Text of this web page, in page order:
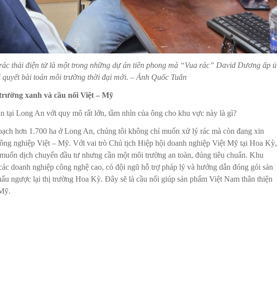
thải điện tử là một trong những dự án tiên phong mà “Vua rác” David Dương ấp ủ
quyết bài toán môi trường thời đại mới. – Ảnh Quốc Tuấn
xanh và cầu nối Việt – Mỹ
tại Long An với quy mô rất lớn, tầm nhìn của ông cho khu vực này là gì?
hơn 1.700 ha ở Long An, chúng tôi không chỉ muốn xử lý rác mà còn đang xin
nghiệp Việt – Mỹ. Với vai trò Chủ tịch Hiệp hội doanh nghiệp Việt Mỹ tại Hoa Kỳ,
dịch chuyển đầu tư nhưng cần một môi trường an toàn, đúng tiêu chuẩn. Khu
doanh nghiệp công nghệ cao, có đội ngũ hỗ trợ pháp lý và hướng dẫn đóng gói sản
ngược lại thị trường Hoa Kỳ. Đây sẽ là cầu nối giúp sản phẩm Việt Nam thân thiện